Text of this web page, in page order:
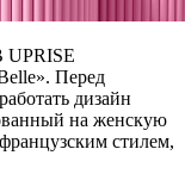
UPRISE
Перед
дизайн
на женскую
стилем,